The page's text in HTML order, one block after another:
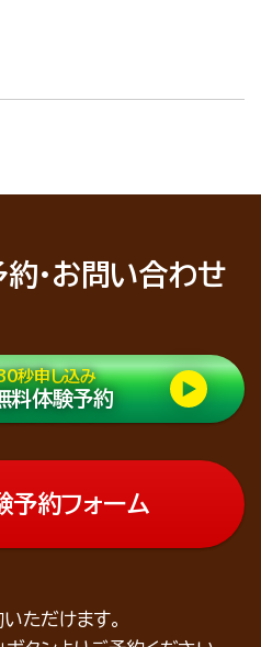
・お問い合わせ
秒申し込み
料体験予約
予約フォーム
ただけます。